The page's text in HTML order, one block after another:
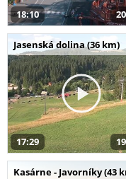
18:10
Jasenská dolina (36 km)
17:29
Kasárne - Javorníky (43